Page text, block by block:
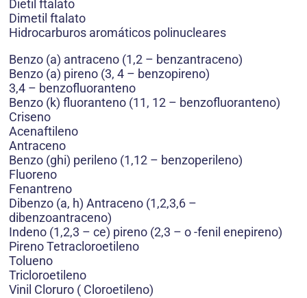
Dietil ftalato
Dimetil ftalato
Hidrocarburos aromáticos polinucleares
Benzo (a) antraceno (1,2 – benzantraceno)
Benzo (a) pireno (3, 4 – benzopireno)
3,4 – benzofluoranteno
Benzo (k) fluoranteno (11, 12 – benzofluoranteno)
Criseno
Acenaftileno
Antraceno
Benzo (ghi) perileno (1,12 – benzoperileno)
Fluoreno
Fenantreno
Dibenzo (a, h) Antraceno (1,2,3,6 –
dibenzoantraceno)
Indeno (1,2,3 – ce) pireno (2,3 – o -fenil enepireno)
Pireno Tetracloroetileno
Tolueno
Tricloroetileno
Vinil Cloruro ( Cloroetileno)